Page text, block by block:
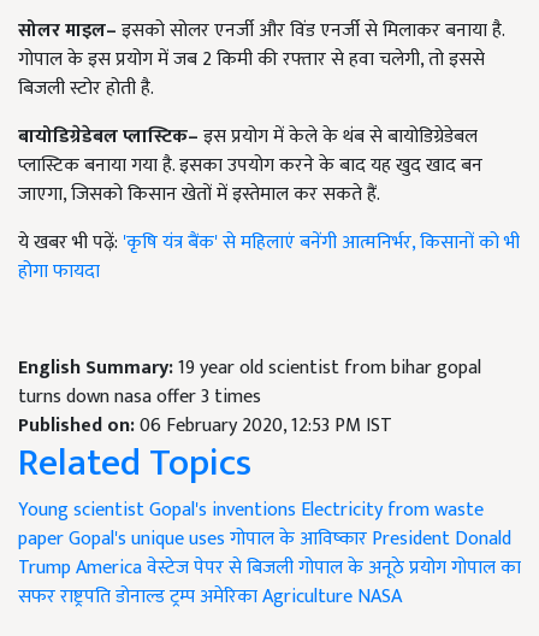
सोलर माइल–इसको सोलर एनर्जी और विंड एनर्जी से मिलाकर बनाया है.
गोपाल के इस प्रयोग में जब 2 किमी की रफ्तार से हवा चलेगी, तो इससे
बिजली स्टोर होती है.
बायोडिग्रेडेबल प्लास्टिक–इस प्रयोग में केले के थंब से बायोडिग्रेडेबल
प्लास्टिक बनाया गया है. इसका उपयोग करने के बाद यह खुद खाद बन
जाएगा, जिसको किसान खेतों में इस्तेमाल कर सकते हैं.
ये खबर भी पढ़ें: 'कृषि यंत्र बैंक' से महिलाएं बनेंगी आत्मनिर्भर, किसानों को भी
होगा फायदा
English Summary:19 year old scientist from bihar gopal
turns down nasa offer 3 times
Published on:06 February 2020, 12:53 PM IST
Related Topics
Young scientistGopal's inventions Electricity from waste
paperGopal's unique usesगोपाल के आविष्कारPresident Donald
TrumpAmericaवेस्टेज पेपर से बिजलीगोपाल के अनूठे प्रयोगगोपाल का
सफरराष्ट्रपति डोनाल्ड ट्रम्पअमेरिकाAgricultureNASA